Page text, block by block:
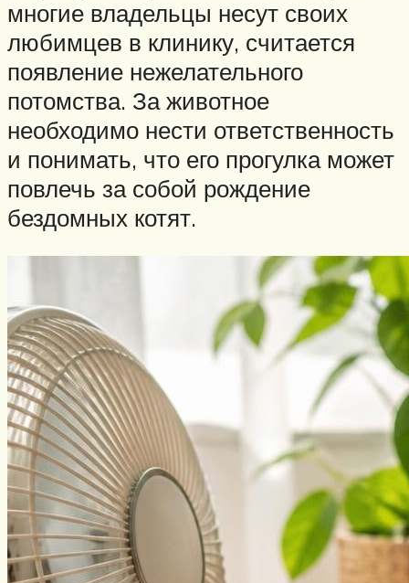
многие владельцы несут своих
любимцев в клинику, считается
появление нежелательного
потомства. За животное
необходимо нести ответственность
и понимать, что его прогулка может
повлечь за собой рождение
бездомных котят.